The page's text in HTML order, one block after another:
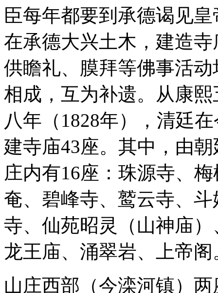
臣每年都要到承德谒见
在承德大兴土木，建造
供瞻礼、膜拜等佛事活
相成，互为补遗。从康
八年（1828年），清廷
建寺庙43座。其中，由
庄内有16座：珠源寺、
奄、碧峰寺、鹫云寺、斗
寺、仙苑昭灵（山神庙
龙王庙、涌翠岩、上帝阁
山庄西部（今滦河镇）